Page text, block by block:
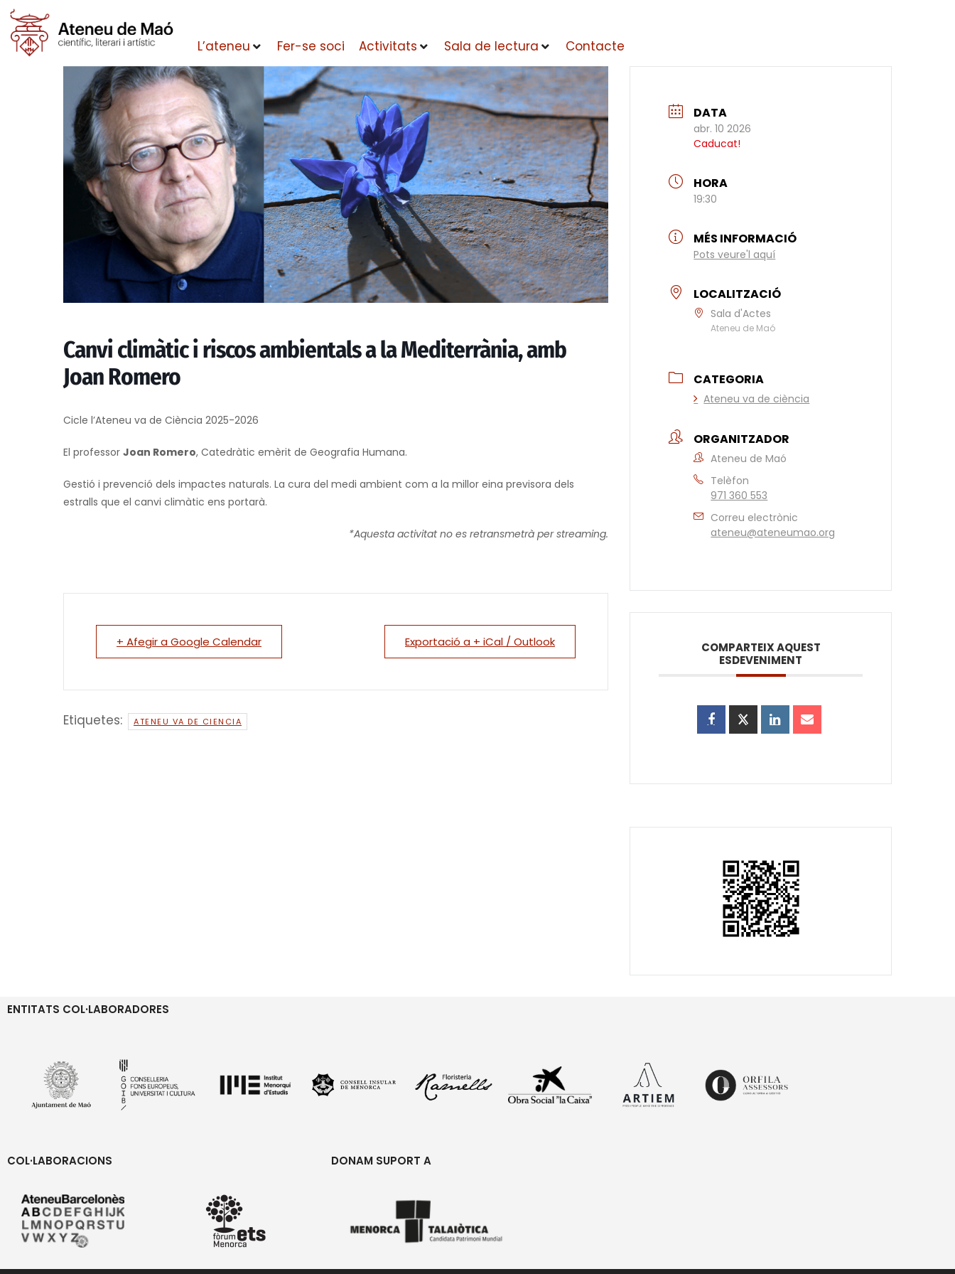
L’ateneu Fer-se soci Activitats Sala de lectura Contacte
Canvi climàtic i riscos ambientals a la Mediterrània, amb
Joan Romero
Cicle l’Ateneu va de Ciència 2025-2026
El professor Joan Romero, Catedràtic emèrit de Geografia Humana.
Gestió i prevenció dels impactes naturals. La cura del medi ambient com a la millor eina previsora dels
estralls que el canvi climàtic ens portarà.
*Aquesta activitat no es retransmetrà per streaming.
+ Afegir a Google Calendar Exportació a + iCal / Outlook
Etiquetes: ATENEU VA DE CIENCIA
DATA
abr. 10 2026
Caducat!
HORA
19:30
MÉS INFORMACIÓ
Pots veure'l aquí
LOCALITZACIÓ
Sala d'Actes
Ateneu de Maó
CATEGORIA
Ateneu va de ciència
ORGANITZADOR
Ateneu de Maó
Telèfon
971 360 553
Correu electrònic
ateneu@ateneumao.org
COMPARTEIX AQUEST
ESDEVENIMENT
ENTITATS COL·LABORADORES
COL·LABORACIONS DONAM SUPORT A